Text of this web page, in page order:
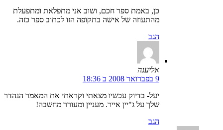
כן, באמת ספר חכם, ושוב אני מתפלאת ומתפעלת
מהתעוזה של אישה בתקופה הזו לכתוב ספר כזה.
הגב
אליענה
9 בפברואר 2008 ב 18:36
יעל- בדיוק עכשיו מצאתי וקראתי את המאמר הנהדר
שלך על ג"יין אייר. מעניין ומעורר מחשבה!
הגב